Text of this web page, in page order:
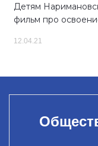
Детям
фильм про
12.04.21